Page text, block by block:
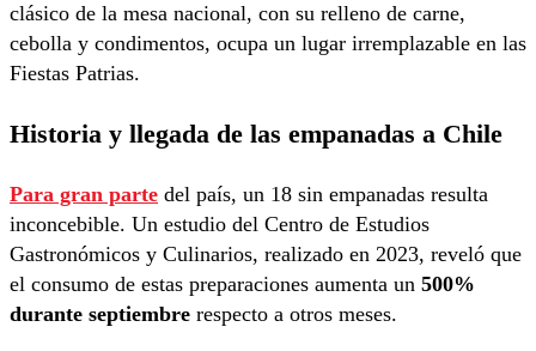
clásico de la mesa nacional, con su relleno de carne,
cebolla y condimentos, ocupa un lugar irremplazable en las
Fiestas Patrias.
Historia y llegada de las empanadas a Chile
Para gran parte del país, un 18 sin empanadas resulta
inconcebible. Un estudio del Centro de Estudios
Gastronómicos y Culinarios, realizado en 2023, reveló que
el consumo de estas preparaciones aumenta un 500%
durante septiembre respecto a otros meses.